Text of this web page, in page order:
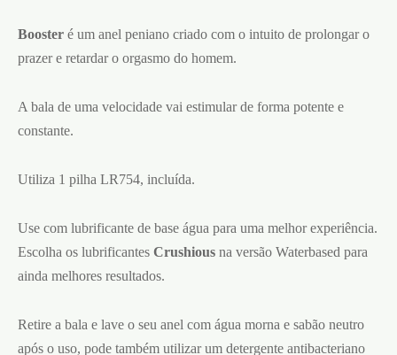
Booster é um anel peniano criado com o intuito de prolongar o
prazer e retardar o orgasmo do homem.
A bala de uma velocidade vai estimular de forma potente e
constante.
Utiliza 1 pilha LR754, incluída.
Use com lubrificante de base água para uma melhor experiência.
Escolha os lubrificantes Crushious na versão Waterbased para
ainda melhores resultados.
Retire a bala e lave o seu anel com água morna e sabão neutro
após o uso, pode também utilizar um detergente antibacteriano